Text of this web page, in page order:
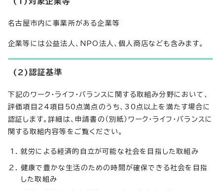
名古屋市内に事業所がある企業等
企業等には公益法人、NPO法人、個人商店なども含みます。
(2)認証基準
下記のワーク・ライフ・バランスに関する取組み分野において、
評価項目24項目50点満点のうち、30点以上を満たす場合に
認証します。詳細は、申請書の（別紙）ワーク・ライフ・バランスに
関する取組内容等をご覧ください。
就労による経済的自立が可能な社会を目指した取組み
健康で豊かな生活のための時間が確保できる社会を目指
した取組み